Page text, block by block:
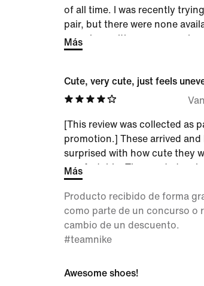
of all time. I was recently
pair, but there were none
eagerly awaiting a new
they run way small. I've always
toes rubbing against the front.
10.5 or just returning. They
Más
Cute, very cute, just feels
[This review was collected as
promotion.] These arrived and
surprised with how cute they
comfortable. They ended up
1/2 so I had to re-order them
are a little snug. I’m not sure
them just because when I
uneven. It might just be
half a size smaller than I
Más
Producto recibido de forma
como parte de un concurso o
cambio de un descuento.
#teamnike
Awesome shoes!